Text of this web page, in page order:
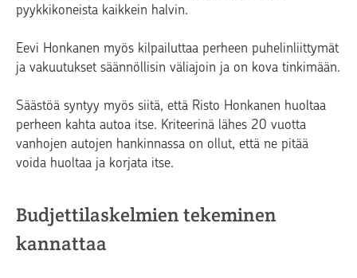
pyykkikoneista kaikkein halvin.
Eevi Honkanen myös kilpailuttaa perheen puhelinliittymät
ja vakuutukset säännöllisin väliajoin ja on kova tinkimään.
Säästöä syntyy myös siitä, että Risto Honkanen huoltaa
perheen kahta autoa itse. Kriteerinä lähes 20 vuotta
vanhojen autojen hankinnassa on ollut, että ne pitää
voida huoltaa ja korjata itse.
Budjettilaskelmien tekeminen
kannattaa